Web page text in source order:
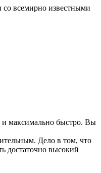
всемирно известными
и максимально быстро. Вы
Дело в том, что
достаточно высокий